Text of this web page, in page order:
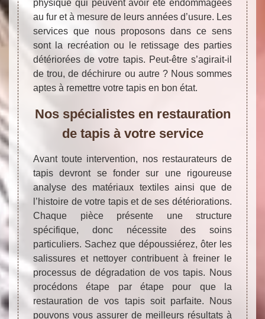
physique qui peuvent avoir été endommagées
au fur et à mesure de leurs années d’usure. Les
services que nous proposons dans ce sens
sont la recréation ou le retissage des parties
détériorées de votre tapis. Peut-être s’agirait-il
de trou, de déchirure ou autre ? Nous sommes
aptes à remettre votre tapis en bon état.
Nos spécialistes en restauration
de tapis à votre service
Avant toute intervention, nos restaurateurs de
tapis devront se fonder sur une rigoureuse
analyse des matériaux textiles ainsi que de
l’histoire de votre tapis et de ses détériorations.
Chaque pièce présente une structure
spécifique, donc nécessite des soins
particuliers. Sachez que dépoussiérez, ôter les
salissures et nettoyer contribuent à freiner le
processus de dégradation de vos tapis. Nous
procédons étape par étape pour que la
restauration de vos tapis soit parfaite. Nous
pouvons vous assurer de meilleurs résultats à